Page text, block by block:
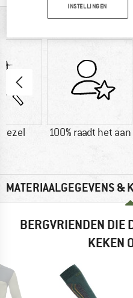
100% raadt het aan
MATERIAALGEGEVENS &
BERGVRIENDEN DIE
KEKEN
INSTELLINGEN